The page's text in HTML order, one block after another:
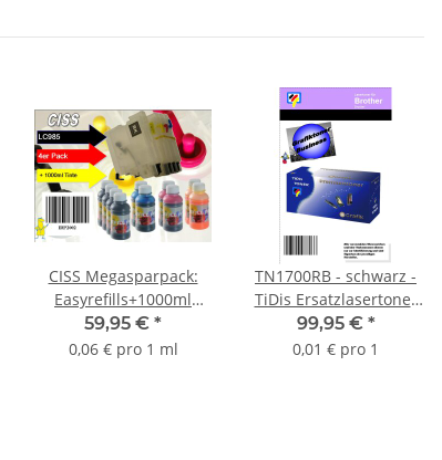
CISS Megasparpack:
Easyrefills+1000ml
Nachfülltinte für LC-
985
59,95 € *
0,06 € pro 1 ml
TN1700RB - schwarz -
TiDis Ersatzlasertoner
mit 17.000 Seiten
Druckleistung nach ISO
99,95 € *
0,01 € pro 1